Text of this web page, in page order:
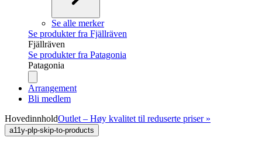
Se alle merker
Se produkter fra Fjällräven
Fjällräven
Se produkter fra Patagonia
Patagonia
Arrangement
Bli medlem
HovedinnholdOutlet – Høy kvalitet til reduserte priser »
a11y-plp-skip-to-products